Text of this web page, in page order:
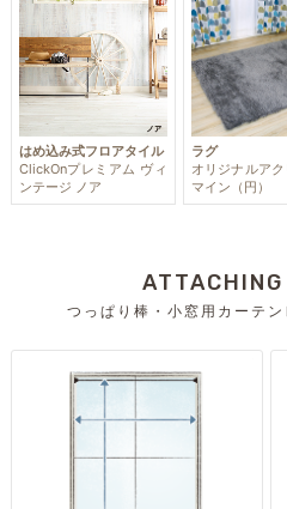
はめ込み式フロアタイル
ClickOnプレミアム ヴィ
ンテージ ノア
ラグ
オリジナルア
マイン（円）
ATTACHING
つっぱり棒・小窓用カーテン